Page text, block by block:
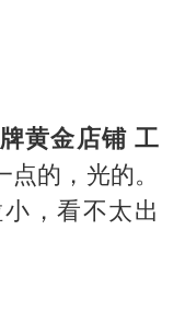
黄金店铺 工
的，光的。
，看不太出